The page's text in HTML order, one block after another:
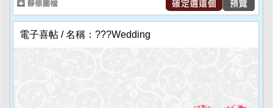
電子喜帖 / 名稱：???Wedding